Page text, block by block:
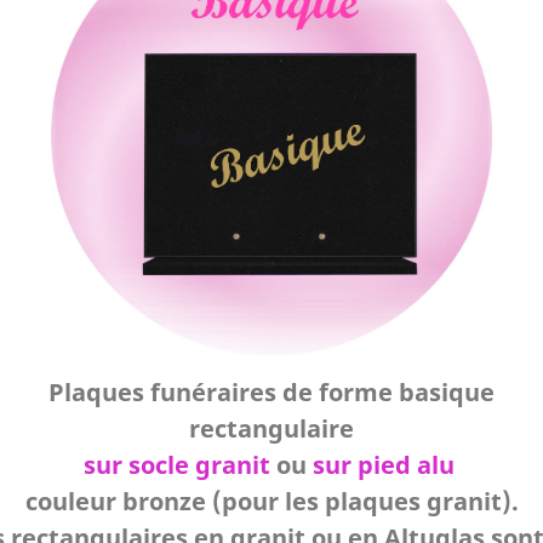
Plaques funéraires de forme basique
rectangulaire
sur socle granit ou sur pied alu
couleur bronze (pour les plaques granit).